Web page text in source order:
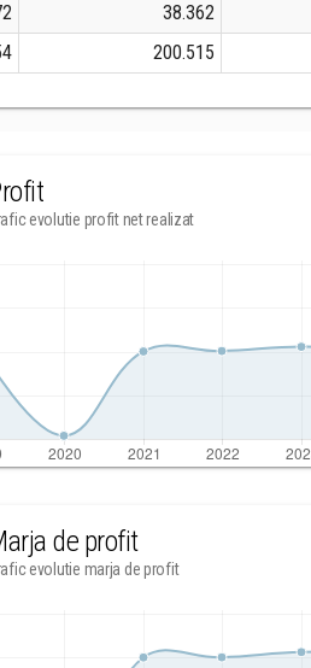
38.362
200.515
evolutie profit net realizat
de profit
evolutie marja de profit